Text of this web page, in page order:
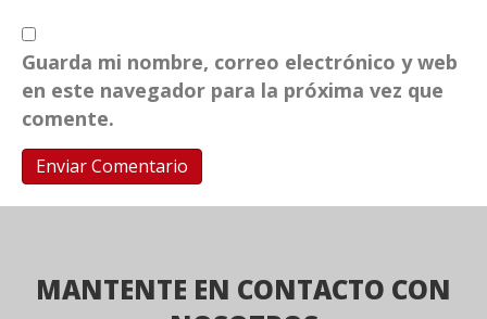
Guarda mi nombre, correo electrónico y web
en este navegador para la próxima vez que
comente.
MANTENTE EN CONTACTO CON